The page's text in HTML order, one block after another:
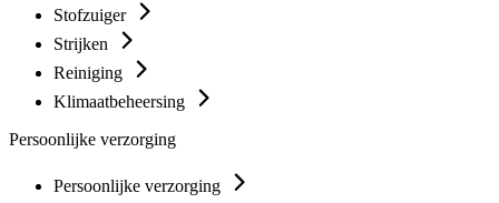
Stofzuiger
Strijken
Reiniging
Klimaatbeheersing
Persoonlijke verzorging
Persoonlijke verzorging